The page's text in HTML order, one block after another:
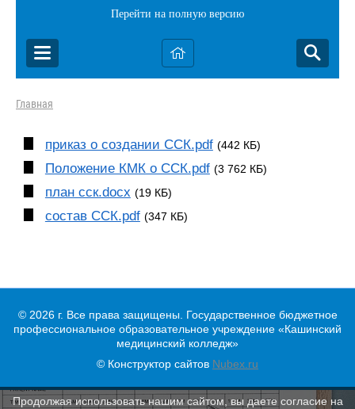
Перейти на полную версию
Главная
приказ о создании ССК.pdf (442 КБ)
Положение КМК о ССК.pdf (3 762 КБ)
план сск.docx (19 КБ)
состав ССК.pdf (347 КБ)
© 2026 г. Все права защищены. Государственное бюджетное
профессиональное образовательное учреждение «Кашинский
медицинский колледж»
© Конструктор сайтов Nubex.ru
Продолжая использовать нашим сайтом, вы даете согласие на